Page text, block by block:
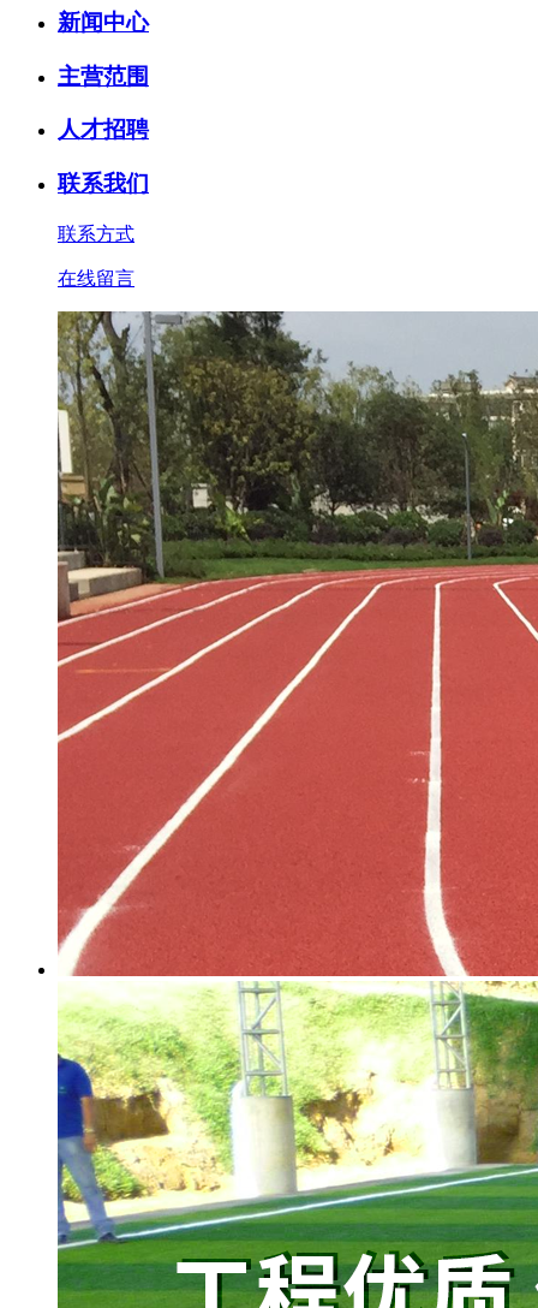
新闻中心
主营范围
人才招聘
联系我们
联系方式
在线留言